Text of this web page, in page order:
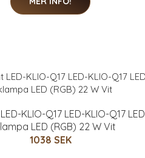
KLIO-Q17 LED-KLIO-Q17
LED (RGB) 22 W Vit
1038 SEK